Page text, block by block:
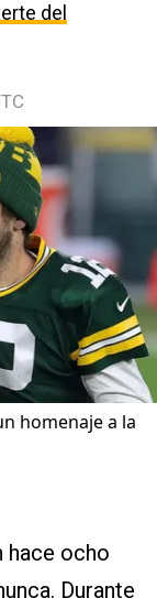
del
homenaje a la
hace ocho
Durante